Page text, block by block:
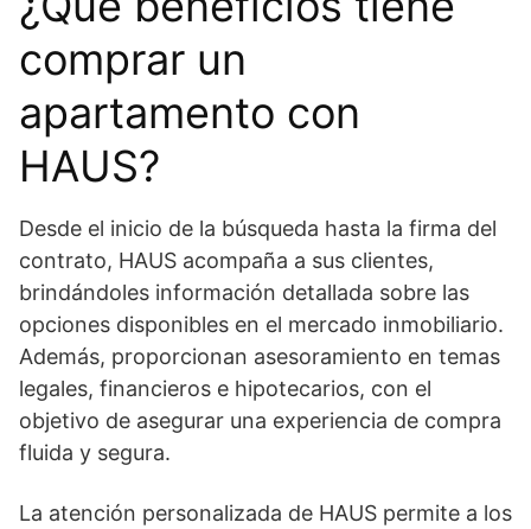
comprar un
apartamento con
HAUS?
Desde el inicio de la búsqueda hasta la firma del
contrato, HAUS acompaña a sus clientes,
brindándoles información detallada sobre las
opciones disponibles en el mercado inmobiliario.
Además, proporcionan asesoramiento en temas
legales, financieros e hipotecarios, con el
objetivo de asegurar una experiencia de compra
fluida y segura.
La atención personalizada de HAUS permite a los